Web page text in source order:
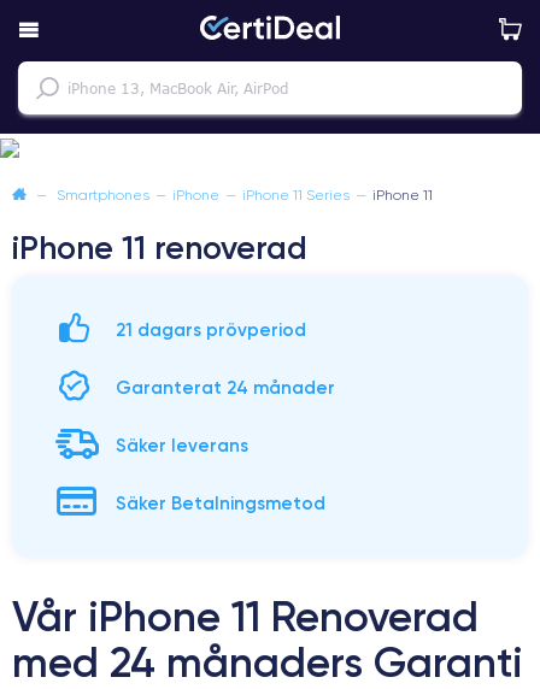
— Smartphones — iPhone — iPhone 11 Series — iPhone 11
iPhone 11 renoverad
21 dagars prövperiod
Garanterat 24 månader
Säker leverans
Säker Betalningsmetod
Vår iPhone 11 Renoverad
med 24 månaders Garanti